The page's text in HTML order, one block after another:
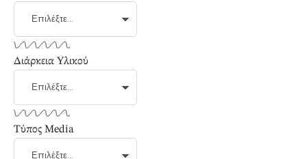
Διάρκεια Υλικού
Τύπος Media